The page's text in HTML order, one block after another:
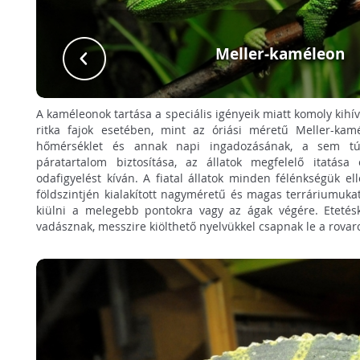
Meller-kaméleon
A kaméleonok tartása a speciális igényeik miatt komoly
ritka fajok esetében, mint az óriási méretű Meller-
hőmérséklet és annak napi ingadozásának, a sem
páratartalom biztosítása, az állatok megfelelő
odafigyelést kíván. A fiatal állatok minden félénkségük
földszintjén kialakított nagyméretű és magas
kiülni a melegebb pontokra vagy az ágak végére.
vadásznak, messzire kiölthető nyelvükkel csapnak le a